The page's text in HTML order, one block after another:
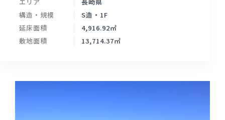
構造・規模
S造・1F
延床面積
4,916.92㎡
敷地面積
13,714.37㎡